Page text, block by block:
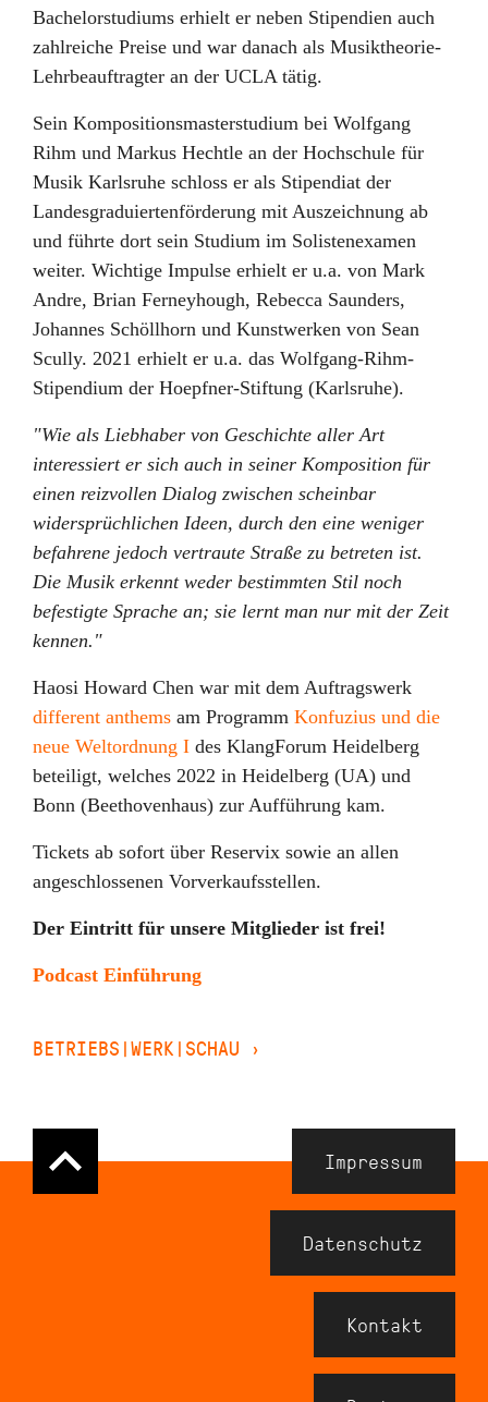
Bachelorstudiums erhielt er neben Stipendien auch
zahlreiche Preise und war danach als Musiktheorie-
Lehrbeauftragter an der UCLA tätig.
Sein Kompositionsmasterstudium bei Wolfgang
Rihm und Markus Hechtle an der Hochschule für
Musik Karlsruhe schloss er als Stipendiat der
Landesgraduiertenförderung mit Auszeichnung ab
und führte dort sein Studium im Solistenexamen
weiter. Wichtige Impulse erhielt er u.a. von Mark
Andre, Brian Ferneyhough, Rebecca Saunders,
Johannes Schöllhorn und Kunstwerken von Sean
Scully. 2021 erhielt er u.a. das Wolfgang-Rihm-
Stipendium der Hoepfner-Stiftung (Karlsruhe).
"Wie als Liebhaber von Geschichte aller Art
interessiert er sich auch in seiner Komposition für
einen reizvollen Dialog zwischen scheinbar
widersprüchlichen Ideen, durch den eine weniger
befahrene jedoch vertraute Straße zu betreten ist.
Die Musik erkennt weder bestimmten Stil noch
befestigte Sprache an; sie lernt man nur mit der Zeit
kennen."
Haosi Howard Chen war mit dem Auftragswerk
different anthems am Programm Konfuzius und die
neue Weltordnung I des KlangForum Heidelberg
beteiligt, welches 2022 in Heidelberg (UA) und
Bonn (Beethovenhaus) zur Aufführung kam.
Tickets ab sofort über Reservix sowie an allen
angeschlossenen Vorverkaufsstellen.
Der Eintritt für unsere Mitglieder ist frei!
Podcast Einführung
BETRIEBS|WERK|SCHAU ›
Navigation
Meta
Footer
Impressum
Datenschutz
Kontakt